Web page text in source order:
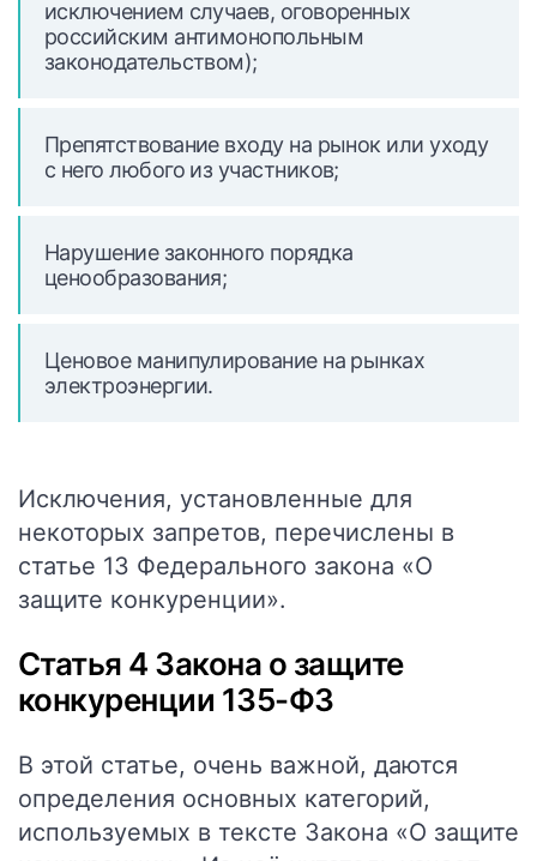
исключением случаев, оговоренных
российским антимонопольным
законодательством);
Препятствование входу на рынок или уходу
с него любого из участников;
Нарушение законного порядка
ценообразования;
Ценовое манипулирование на рынках
электроэнергии.
Исключения, установленные для
некоторых запретов, перечислены в
статье 13 Федерального закона «О
защите конкуренции».
Статья 4 Закона о защите
конкуренции 135-ФЗ
В этой статье, очень важной, даются
определения основных категорий,
используемых в тексте Закона «О защите